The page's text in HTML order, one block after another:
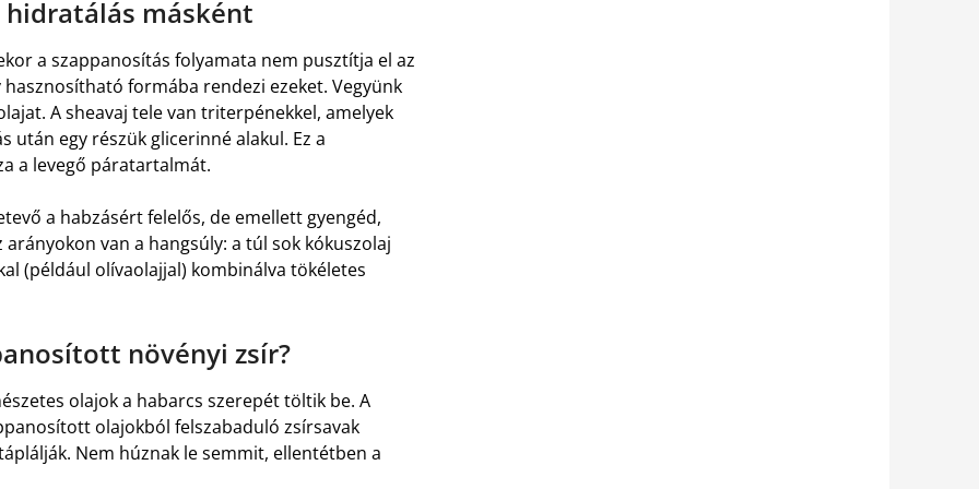
másként
a szappanosítás folyamata nem pusztítja el az
formába rendezi ezeket. Vegyünk
A sheavaj tele van triterpénekkel, amelyek
után egy részük glicerinné alakul. Ez a
a levegő páratartalmát.
a habzásért felelős, de emellett gyengéd,
van a hangsúly: a túl sok kókuszolaj
(például olívaolajjal) kombinálva tökéletes
növényi zsír?
olajok a habarcs szerepét töltik be. A
olajokból felszabaduló zsírsavak
Nem húznak le semmit, ellentétben a